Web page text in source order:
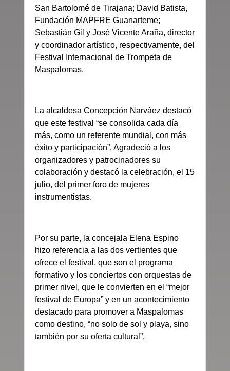
San Bartolomé de Tirajana; David Batista,
Fundación MAPFRE Guanarteme;
Sebastián Gil y José Vicente Araña, director
y coordinador artístico, respectivamente, del
Festival Internacional de Trompeta de
Maspalomas.
La alcaldesa Concepción Narváez destacó
que este festival “se consolida cada día
más, como un referente mundial, con más
éxito y participación”. Agradeció a los
organizadores y patrocinadores su
colaboración y destacó la celebración, el 15
julio, del primer foro de mujeres
instrumentistas.
Por su parte, la concejala Elena Espino
hizo referencia a las dos vertientes que
ofrece el festival, que son el programa
formativo y los conciertos con orquestas de
primer nivel, que le convierten en el “mejor
festival de Europa” y en un acontecimiento
destacado para promover a Maspalomas
como destino, “no solo de sol y playa, sino
también por su oferta cultural”.